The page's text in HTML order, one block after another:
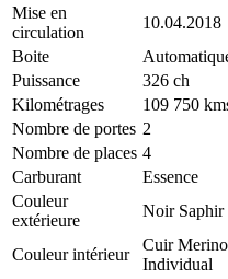
Mise en
circulation
10.04.2018
Boite
Puissance
326 ch
Kilométrages
109 750
Nombre de portes 2
Nombre de places 4
Carburant
Essence
Couleur
extérieure
Noir Saphir
Couleur intérieur
Cuir
Individual